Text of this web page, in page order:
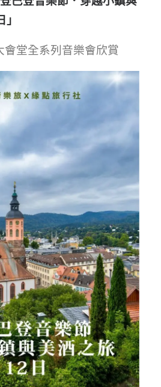
會堂全系列音樂會欣賞